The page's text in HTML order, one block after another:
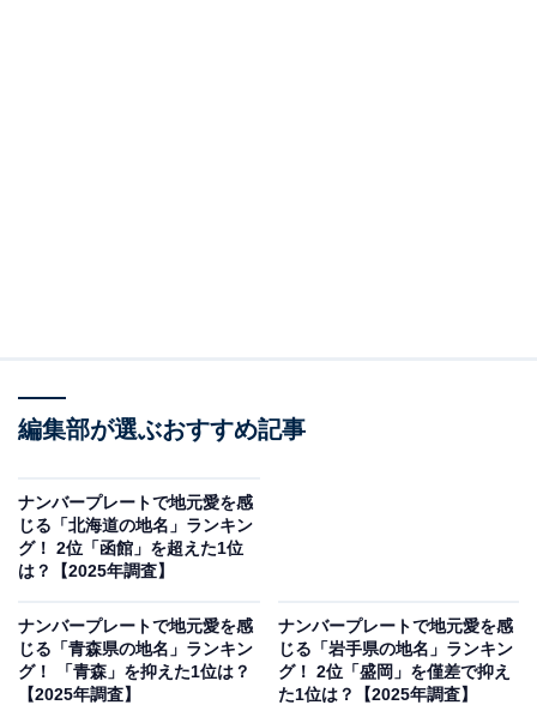
編集部が選ぶおすすめ記事
ナンバープレートで地元愛を感
じる「北海道の地名」ランキン
グ！ 2位「函館」を超えた1位
は？【2025年調査】
ナンバープレートで地元愛を感
じる「青森県の地名」ランキン
グ！ 「青森」を抑えた1位は？
【2025年調査】
ナンバープレートで地元愛を感
じる「岩手県の地名」ランキン
グ！ 2位「盛岡」を僅差で抑え
た1位は？【2025年調査】